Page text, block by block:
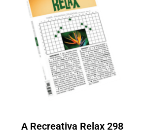
A Recreativa Relax 298